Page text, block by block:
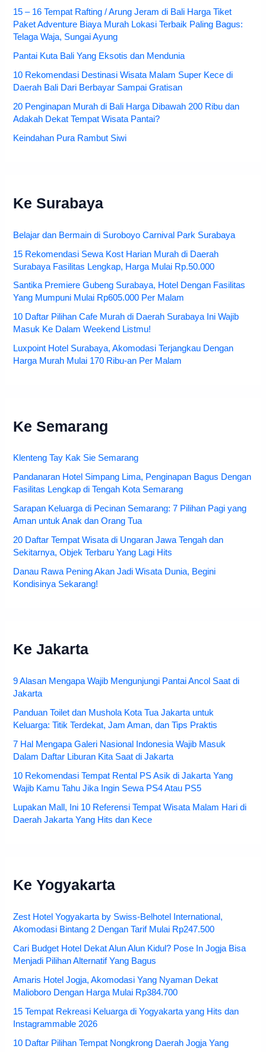
15 – 16 Tempat Rafting / Arung Jeram di Bali Harga Tiket
Paket Adventure Biaya Murah Lokasi Terbaik Paling Bagus:
Telaga Waja, Sungai Ayung
Pantai Kuta Bali Yang Eksotis dan Mendunia
10 Rekomendasi Destinasi Wisata Malam Super Kece di
Daerah Bali Dari Berbayar Sampai Gratisan
20 Penginapan Murah di Bali Harga Dibawah 200 Ribu dan
Adakah Dekat Tempat Wisata Pantai?
Keindahan Pura Rambut Siwi
Ke Surabaya
Belajar dan Bermain di Suroboyo Carnival Park Surabaya
15 Rekomendasi Sewa Kost Harian Murah di Daerah
Surabaya Fasilitas Lengkap, Harga Mulai Rp.50.000
Santika Premiere Gubeng Surabaya, Hotel Dengan Fasilitas
Yang Mumpuni Mulai Rp605.000 Per Malam
10 Daftar Pilihan Cafe Murah di Daerah Surabaya Ini Wajib
Masuk Ke Dalam Weekend Listmu!
Luxpoint Hotel Surabaya, Akomodasi Terjangkau Dengan
Harga Murah Mulai 170 Ribu-an Per Malam
Ke Semarang
Klenteng Tay Kak Sie Semarang
Pandanaran Hotel Simpang Lima, Penginapan Bagus Dengan
Fasilitas Lengkap di Tengah Kota Semarang
Sarapan Keluarga di Pecinan Semarang: 7 Pilihan Pagi yang
Aman untuk Anak dan Orang Tua
20 Daftar Tempat Wisata di Ungaran Jawa Tengah dan
Sekitarnya, Objek Terbaru Yang Lagi Hits
Danau Rawa Pening Akan Jadi Wisata Dunia, Begini
Kondisinya Sekarang!
Ke Jakarta
9 Alasan Mengapa Wajib Mengunjungi Pantai Ancol Saat di
Jakarta
Panduan Toilet dan Mushola Kota Tua Jakarta untuk
Keluarga: Titik Terdekat, Jam Aman, dan Tips Praktis
7 Hal Mengapa Galeri Nasional Indonesia Wajib Masuk
Dalam Daftar Liburan Kita Saat di Jakarta
10 Rekomendasi Tempat Rental PS Asik di Jakarta Yang
Wajib Kamu Tahu Jika Ingin Sewa PS4 Atau PS5
Lupakan Mall, Ini 10 Referensi Tempat Wisata Malam Hari di
Daerah Jakarta Yang Hits dan Kece
Ke Yogyakarta
Zest Hotel Yogyakarta by Swiss-Belhotel International,
Akomodasi Bintang 2 Dengan Tarif Mulai Rp247.500
Cari Budget Hotel Dekat Alun Alun Kidul? Pose In Jogja Bisa
Menjadi Pilihan Alternatif Yang Bagus
Amaris Hotel Jogja, Akomodasi Yang Nyaman Dekat
Malioboro Dengan Harga Mulai Rp384.700
15 Tempat Rekreasi Keluarga di Yogyakarta yang Hits dan
Instagrammable 2026
10 Daftar Pilihan Tempat Nongkrong Daerah Jogja Yang